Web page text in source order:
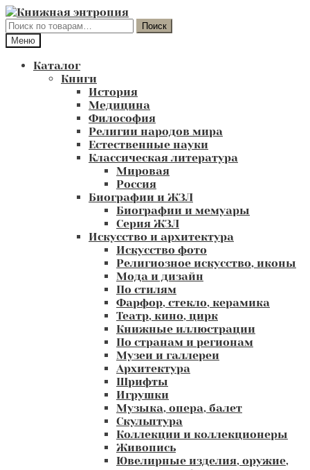
Перейти
к
навигации
Перейти
к
содержимому
Искать:
Поиск
Меню
Каталог
Книги
История
Медицина
Философия
Религии народов мира
Естественные науки
Классическая литература
Мировая
Россия
Биографии и ЖЗЛ
Биографии и мемуары
Серия ЖЗЛ
Искусство и архитектура
Искусство фото
Религиозное искусство, иконы
Мода и дизайн
По стилям
Фарфор, стекло, керамика
Театр, кино, цирк
Книжные иллюстрации
По странам и регионам
Музеи и галлереи
Архитектура
Шрифты
Игрушки
Музыка, опера, балет
Скульптура
Коллекции и коллекционеры
Живопись
Ювелирные изделия, оружие,